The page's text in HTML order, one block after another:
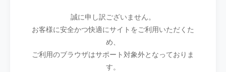
誠に申し訳ございません。
お客様に安全かつ快適にサイトをご利用いただくた
め、
ご利用のブラウザはサポート対象外となっておりま
す。